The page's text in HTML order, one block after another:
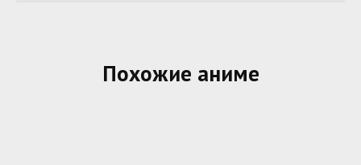
Похожие аниме